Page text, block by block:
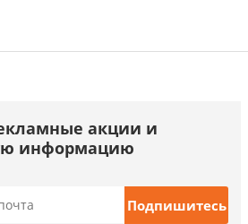
акции и
информацию